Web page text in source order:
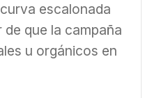
escalonada
que la campaña
u orgánicos en